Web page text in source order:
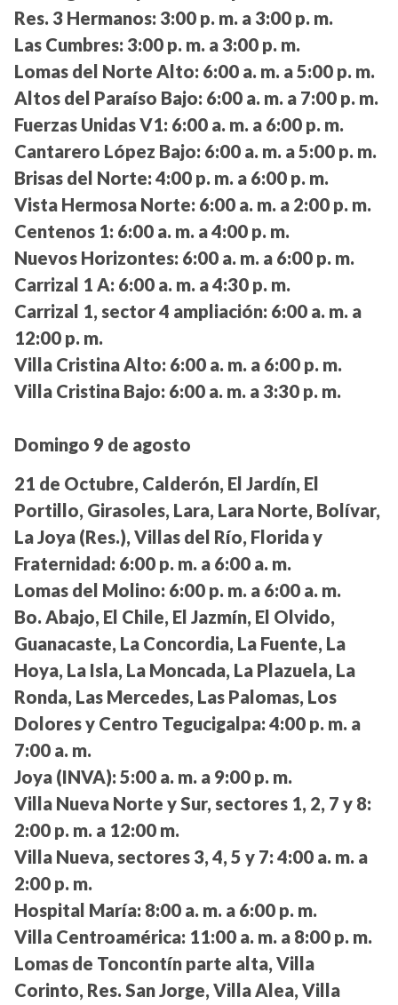
Res. 3 Hermanos: 3:00 p. m. a 3:00 p. m.
Las Cumbres: 3:00 p. m. a 3:00 p. m.
Lomas del Norte Alto: 6:00 a. m. a 5:00 p. m.
Altos del Paraíso Bajo: 6:00 a. m. a 7:00 p. m.
Fuerzas Unidas V1: 6:00 a. m. a 6:00 p. m.
Cantarero López Bajo: 6:00 a. m. a 5:00 p. m.
Brisas del Norte: 4:00 p. m. a 6:00 p. m.
Vista Hermosa Norte: 6:00 a. m. a 2:00 p. m.
Centenos 1: 6:00 a. m. a 4:00 p. m.
Nuevos Horizontes: 6:00 a. m. a 6:00 p. m.
Carrizal 1 A: 6:00 a. m. a 4:30 p. m.
Carrizal 1, sector 4 ampliación: 6:00 a. m. a
12:00 p. m.
Villa Cristina Alto: 6:00 a. m. a 6:00 p. m.
Villa Cristina Bajo: 6:00 a. m. a 3:30 p. m.
Domingo 9 de agosto
21 de Octubre, Calderón, El Jardín, El
Portillo, Girasoles, Lara, Lara Norte, Bolívar,
La Joya (Res.), Villas del Río, Florida y
Fraternidad: 6:00 p. m. a 6:00 a. m.
Lomas del Molino: 6:00 p. m. a 6:00 a. m.
Bo. Abajo, El Chile, El Jazmín, El Olvido,
Guanacaste, La Concordia, La Fuente, La
Hoya, La Isla, La Moncada, La Plazuela, La
Ronda, Las Mercedes, Las Palomas, Los
Dolores y Centro Tegucigalpa: 4:00 p. m. a
7:00 a. m.
Joya (INVA): 5:00 a. m. a 9:00 p. m.
Villa Nueva Norte y Sur, sectores 1, 2, 7 y 8:
2:00 p. m. a 12:00 m.
Villa Nueva, sectores 3, 4, 5 y 7: 4:00 a. m. a
2:00 p. m.
Hospital María: 8:00 a. m. a 6:00 p. m.
Villa Centroamérica: 11:00 a. m. a 8:00 p. m.
Lomas de Toncontín parte alta, Villa
Corinto, Res. San Jorge, Villa Alea, Villa